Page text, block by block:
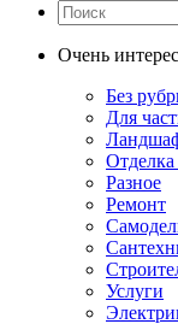
Очень
Без
Для
Разное
Ремонт
Услуги